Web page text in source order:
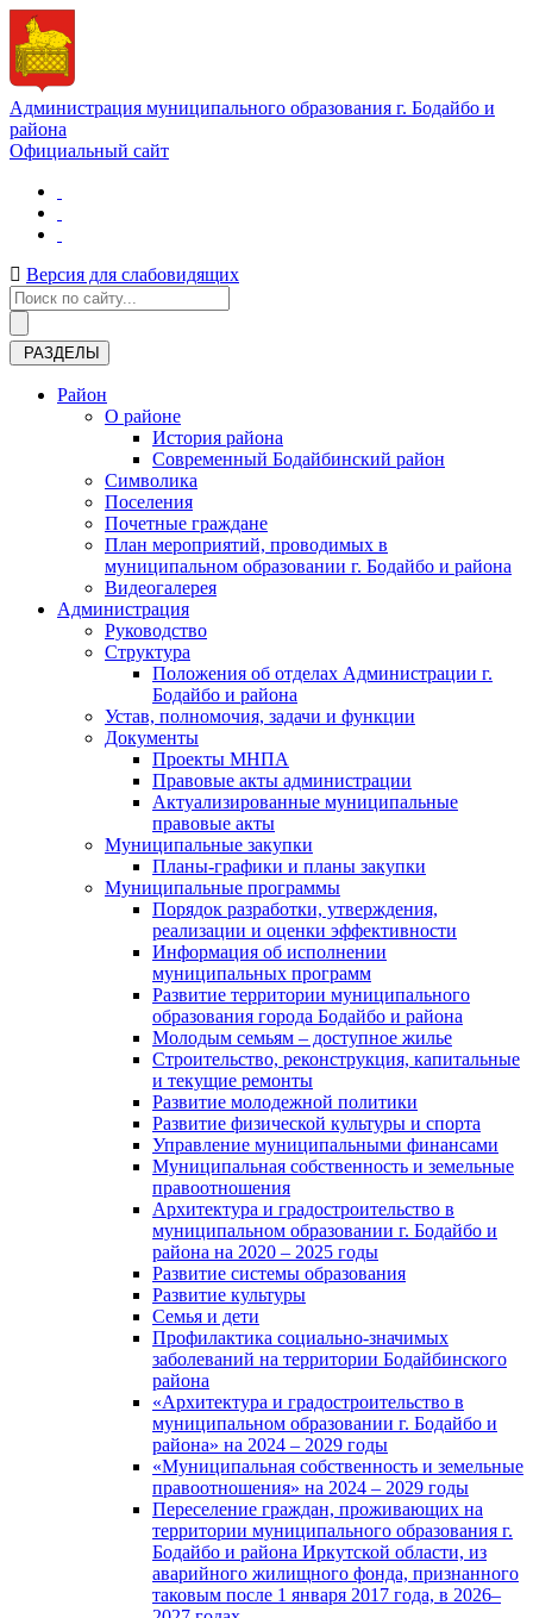
Администрация муниципального образования г. Бодайбо и
района
Официальный сайт
Версия для слабовидящих
РАЗДЕЛЫ
Район
О районе
История района
Современный Бодайбинский район
Символика
Поселения
Почетные граждане
План мероприятий, проводимых в
муниципальном образовании г. Бодайбо и района
Видеогалерея
Администрация
Руководство
Структура
Положения об отделах Администрации г.
Бодайбо и района
Устав, полномочия, задачи и функции
Документы
Проекты МНПА
Правовые акты администрации
Актуализированные муниципальные
правовые акты
Муниципальные закупки
Планы-графики и планы закупки
Муниципальные программы
Порядок разработки, утверждения,
реализации и оценки эффективности
Информация об исполнении
муниципальных программ
Развитие территории муниципального
образования города Бодайбо и района
Молодым семьям – доступное жилье
Строительство, реконструкция, капитальные
и текущие ремонты
Развитие молодежной политики
Развитие физической культуры и спорта
Управление муниципальными финансами
Муниципальная собственность и земельные
правоотношения
Архитектура и градостроительство в
муниципальном образовании г. Бодайбо и
района на 2020 – 2025 годы
Развитие системы образования
Развитие культуры
Семья и дети
Профилактика социально-значимых
заболеваний на территории Бодайбинского
района
«Архитектура и градостроительство в
муниципальном образовании г. Бодайбо и
района» на 2024 – 2029 годы
«Муниципальная собственность и земельные
правоотношения» на 2024 – 2029 годы
Переселение граждан, проживающих на
территории муниципального образования г.
Бодайбо и района Иркутской области, из
аварийного жилищного фонда, признанного
таковым после 1 января 2017 года, в 2026–